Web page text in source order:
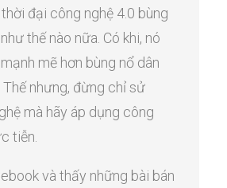
đại công nghệ 4.0 bùng
thế nào nữa. Có khi, nó
mẽ hơn bùng nổ dân
nhưng, đừng chỉ sử
mà hãy áp dụng công
tiễn.
và thấy những bài bán